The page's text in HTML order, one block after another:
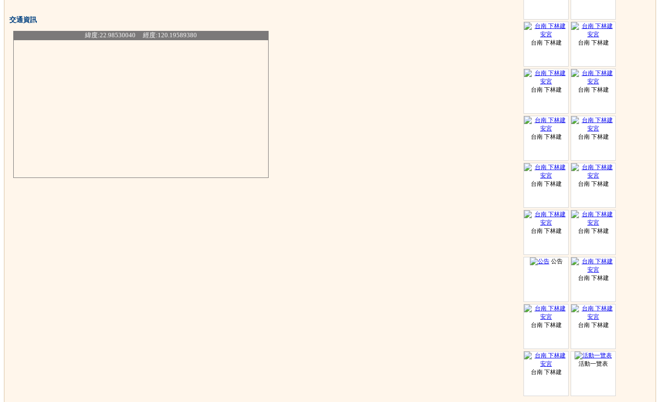
交通資訊
緯度:22.98530040 經度:120.19589380
台南 下林建 台南 下林建
台南 下林建 台南 下林建
台南 下林建 台南 下林建
台南 下林建 台南 下林建
台南 下林建 台南 下林建
公告
台南 下林建
台南 下林建 台南 下林建
台南 下林建
活動一覽表